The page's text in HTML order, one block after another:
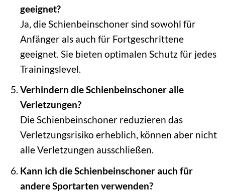
geeignet?
Ja, die Schienbeinschoner sind sowohl für
Anfänger als auch für Fortgeschrittene
geeignet. Sie bieten optimalen Schutz für jedes
Trainingslevel.
Verhindern die Schienbeinschoner alle
Verletzungen?
Die Schienbeinschoner reduzieren das
Verletzungsrisiko erheblich, können aber nicht
alle Verletzungen ausschließen.
Kann ich die Schienbeinschoner auch für
andere Sportarten verwenden?